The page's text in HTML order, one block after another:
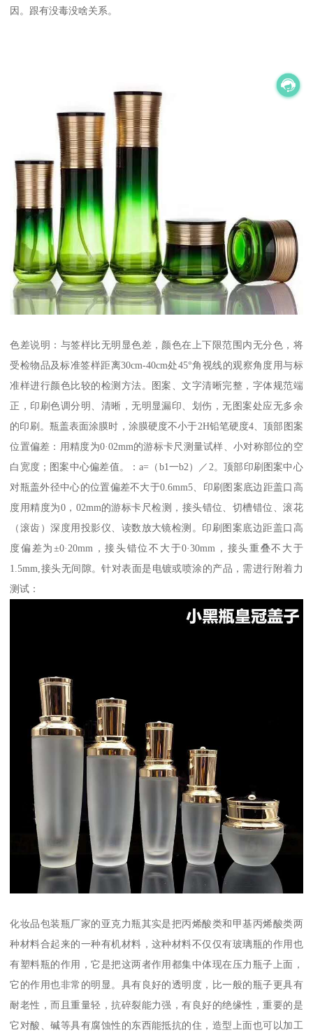
因。跟有没毒没啥关系。
色差说明：与签样比无明显色差，颜色在上下限范围内无分色，将
受检物品及标准签样距离30cm-40cm处45°角视线的观察角度用与标
准样进行颜色比较的检测方法。图案、文字清晰完整，字体规范端
正，印刷色调分明、清晰，无明显漏印、划伤，无图案处应无多余
的印刷。瓶盖表面涂膜时，涂膜硬度不小于2H铅笔硬度4、顶部图案
位置偏差：用精度为0·02mm的游标卡尺测量试样、小对称部位的空
白宽度；图案中心偏差值。：a=（b1一b2）／2。顶部印刷图案中心
对瓶盖外径中心的位置偏差不大于0.6mm5、印刷图案底边距盖口高
度用精度为0，02mm的游标卡尺检测，接头错位、切槽错位、滚花
（滚齿）深度用投影仪、读数放大镜检测。印刷图案底边距盖口高
度偏差为±0·20mm，接头错位不大于0·30mm，接头重叠不大于
1.5mm,接头无间隙。针对表面是电镀或喷涂的产品，需进行附着力
测试：
化妆品包装瓶厂家的亚克力瓶其实是把丙烯酸类和甲基丙烯酸类两
种材料合起来的一种有机材料，这种材料不仅仅有玻璃瓶的作用也
有塑料瓶的作用，它是把这两者作用都集中体现在压力瓶子上面，
它的作用也非常的明显。具有良好的透明度，比一般的瓶子更具有
耐老性，而且重量轻，抗碎裂能力强，有良好的绝缘性，重要的是
它对酸、碱等具有腐蚀性的东西能抵抗的住，造型上面也可以加工